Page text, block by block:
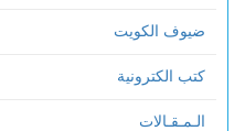
ضيوف الكويت
كتب الكترونية
الـمـقـالات